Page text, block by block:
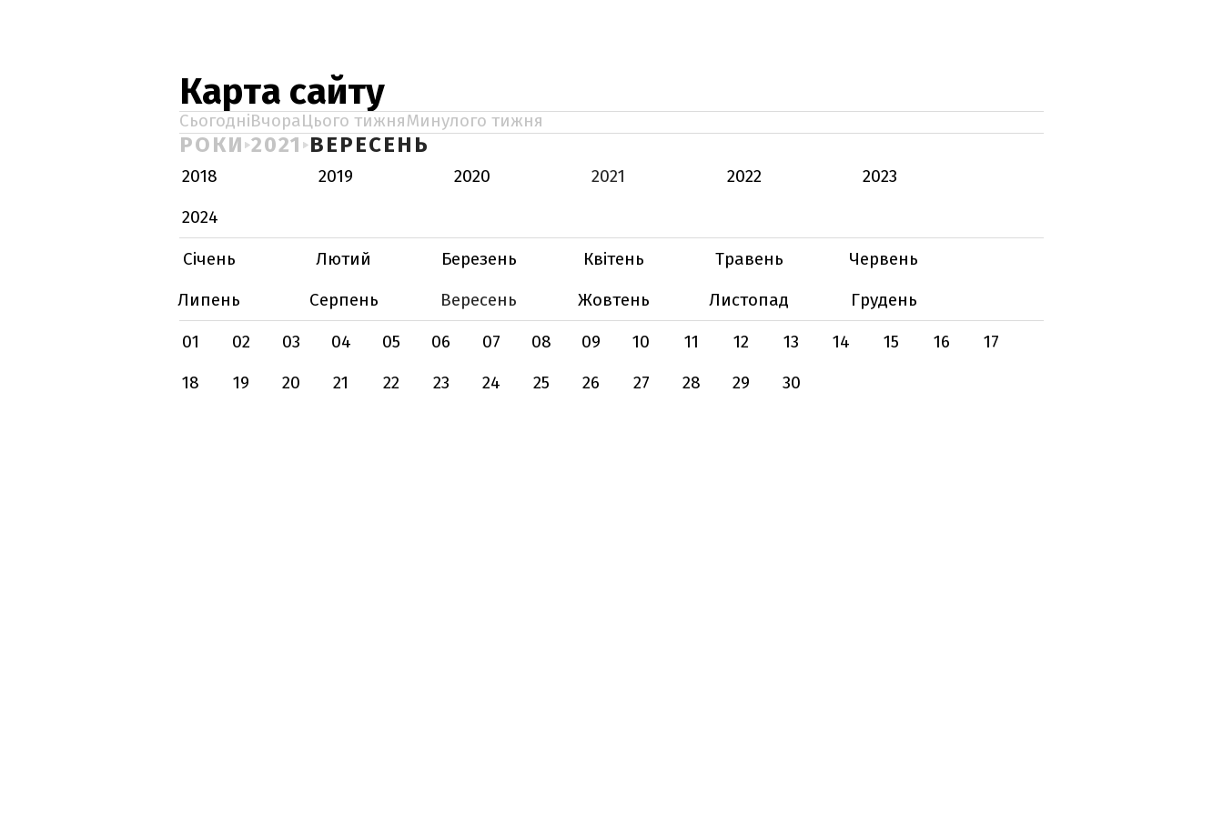
Карта сайту
СьогодніВчораЦього тижняМинулого тижня
РОКИ 2021 ВЕРЕСЕНЬ
2018 2019 2020 2021 2022
2023
2024
Січень
Лютий Березень Квітень Травень
Червень
Липень
Серпень Вересень Жовтень Листопад
Грудень
01
02 03 04 05 06 07 08 09 10 11 12 13 14 15 16
17
18
19 20 21 22 23 24 25 26 27 28 29 30